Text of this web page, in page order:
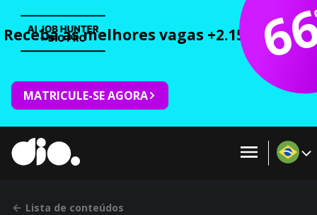
Receba as melhores vagas +2.150 cursos
MATRICULE-SE AGORA
Lista de conteúdos